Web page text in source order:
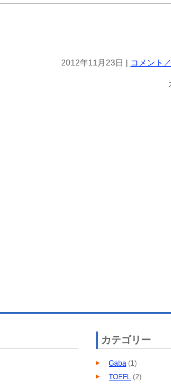
2012年11月23日 | コメント
カテゴリー
Gaba (1)
TOEFL (2)